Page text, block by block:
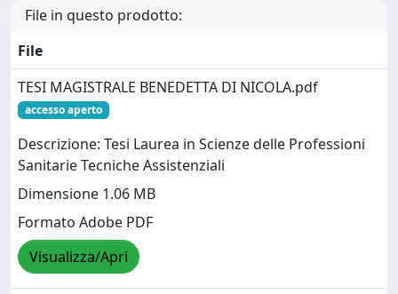
File in questo prodotto:
File
TESI MAGISTRALE BENEDETTA DI NICOLA.pdf
accesso aperto
Descrizione: Tesi Laurea in Scienze delle Professioni
Sanitarie Tecniche Assistenziali
Dimensione 1.06 MB
Formato Adobe PDF
Visualizza/Apri